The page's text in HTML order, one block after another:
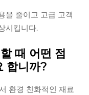
을 줄이고 고급 고객
시킵니다.
때 어떤 점
합니까?
환경 친화적인 재료